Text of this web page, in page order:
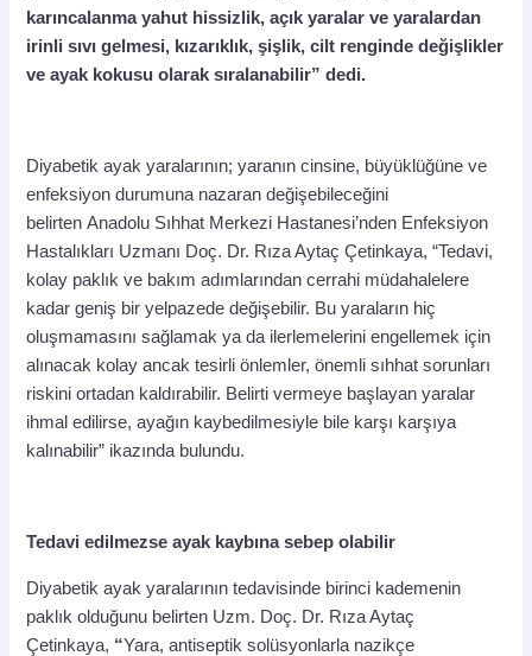
karıncalanma yahut hissizlik, açık yaralar ve yaralardan
irinli sıvı gelmesi, kızarıklık, şişlik, cilt renginde değişlikler
ve ayak kokusu olarak sıralanabilir” dedi.
Diyabetik ayak yaralarının; yaranın cinsine, büyüklüğüne ve
enfeksiyon durumuna nazaran değişebileceğini
belirten Anadolu Sıhhat Merkezi Hastanesi’nden Enfeksiyon
Hastalıkları Uzmanı Doç. Dr. Rıza Aytaç Çetinkaya, “Tedavi,
kolay paklık ve bakım adımlarından cerrahi müdahalelere
kadar geniş bir yelpazede değişebilir. Bu yaraların hiç
oluşmamasını sağlamak ya da ilerlemelerini engellemek için
alınacak kolay ancak tesirli önlemler, önemli sıhhat sorunları
riskini ortadan kaldırabilir. Belirti vermeye başlayan yaralar
ihmal edilirse, ayağın kaybedilmesiyle bile karşı karşıya
kalınabilir” ikazında bulundu.
Tedavi edilmezse ayak kaybına sebep olabilir
Diyabetik ayak yaralarının tedavisinde birinci kademenin
paklık olduğunu belirten Uzm. Doç. Dr. Rıza Aytaç
Çetinkaya, “Yara, antiseptik solüsyonlarla nazikçe